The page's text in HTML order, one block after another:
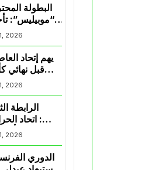
البطولة
“موبيليس”:
مباراة
العاصمة
2026
يهم إتحاد
قبل نهائي
اكاف :
يسقط بثلاثية
2026
الرابطة
: اتحاد
يحسم
“البلاي أوف”
2026
الدوري